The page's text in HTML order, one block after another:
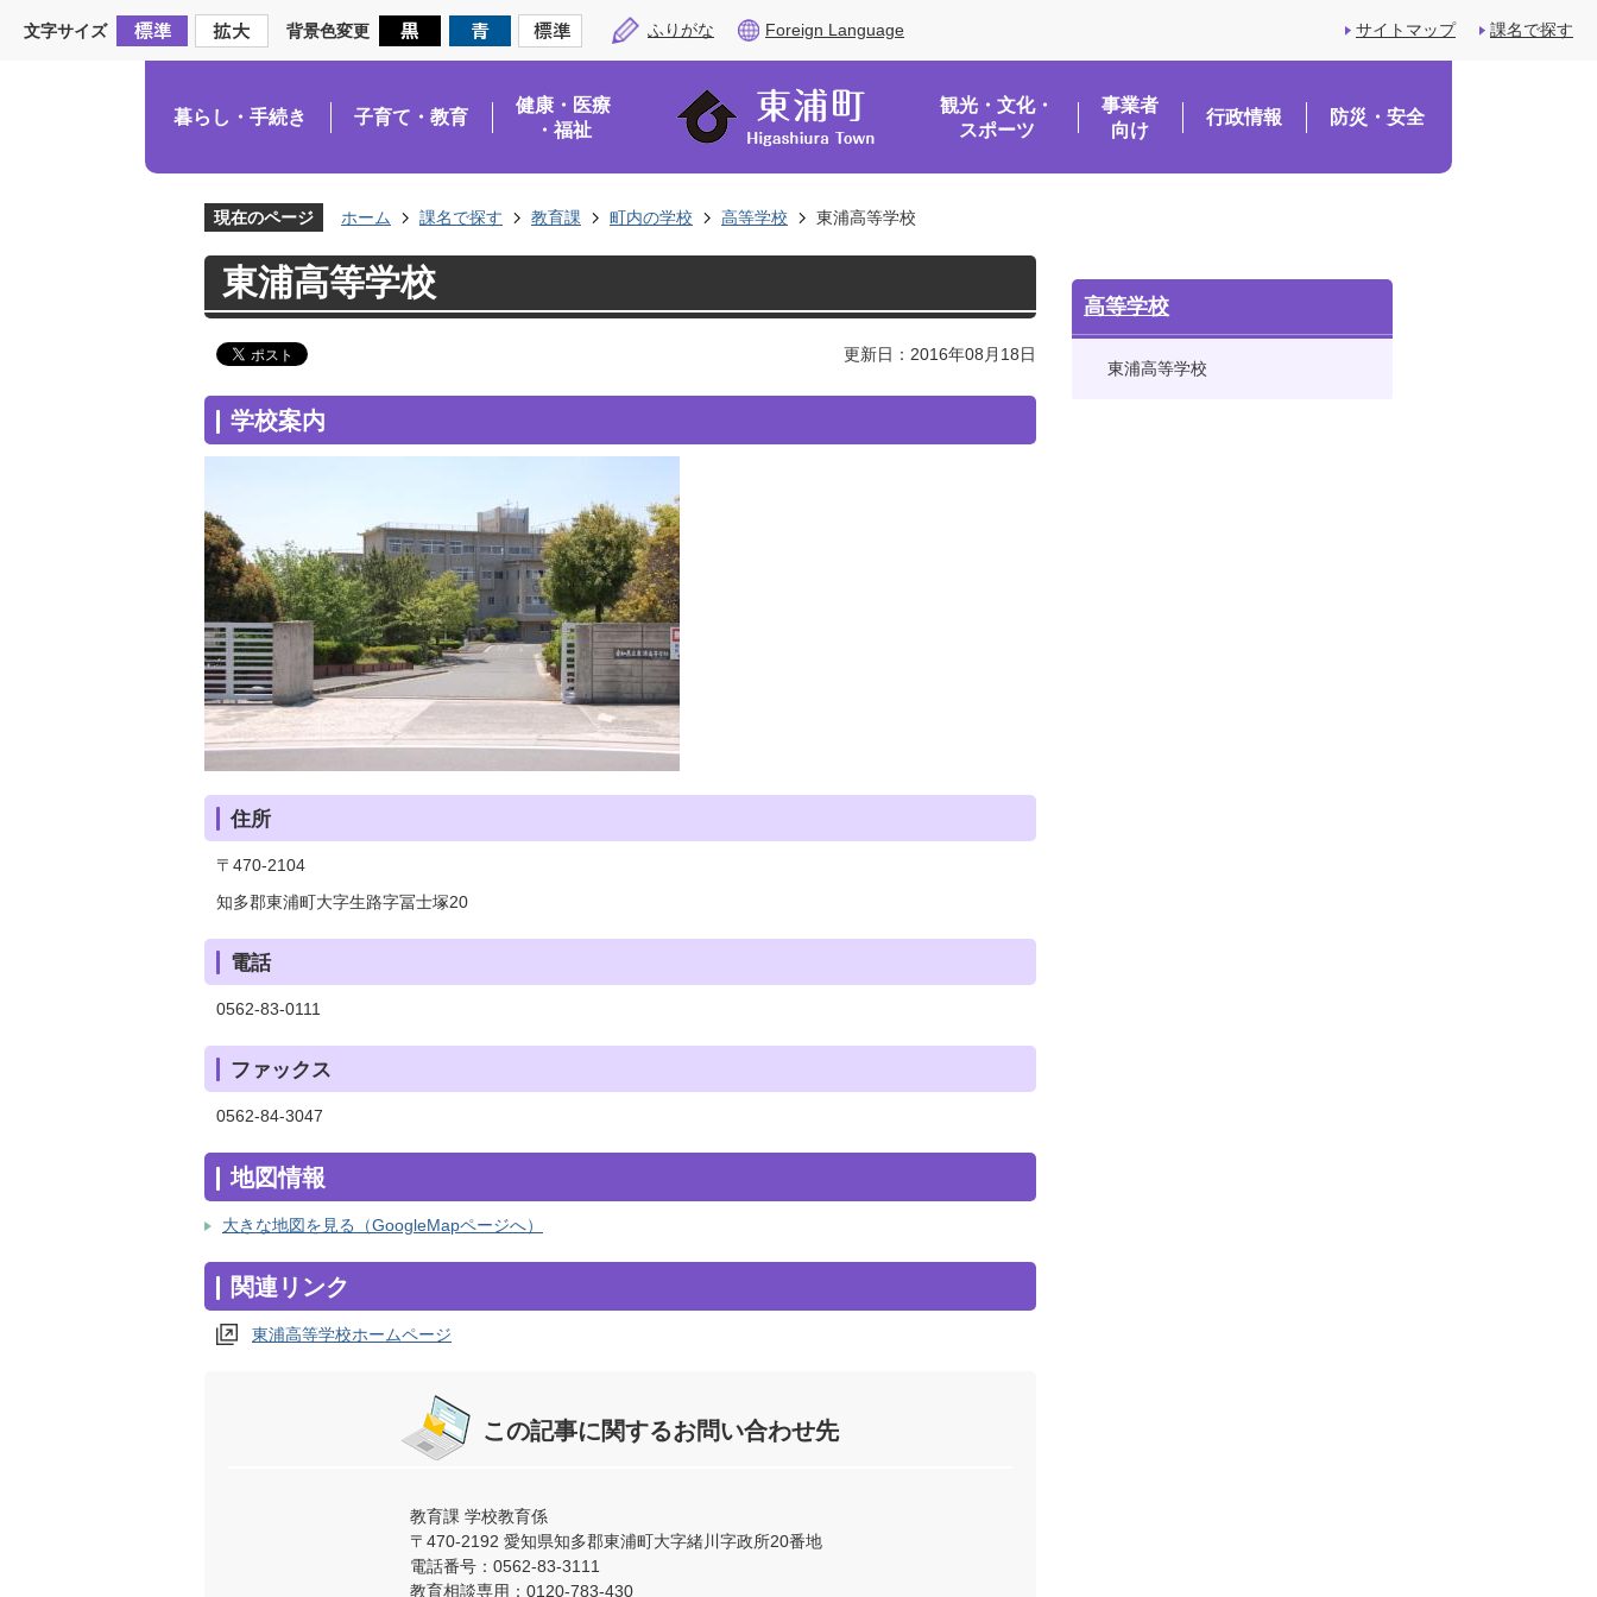
文字サイズ 背景色変更 ふりがな Foreign Language サイトマップ 課名で探す
暮らし・手続き 子育て・教育
健康・医療
・福祉
観光・文化・
スポーツ
事業者
向け
行政情報 防災・安全
現在のページ ホーム 課名で探す 教育課 町内の学校 高等学校 東浦高等学校
東浦高等学校
更新日：2016年08月18日
学校案内
住所
〒470-2104
知多郡東浦町大字生路字冨士塚20
電話
0562-83-0111
ファックス
0562-84-3047
地図情報
大きな地図を見る（GoogleMapページへ）
関連リンク
東浦高等学校ホームページ
この記事に関するお問い合わせ先
教育課 学校教育係
〒470-2192 愛知県知多郡東浦町大字緒川字政所20番地
電話番号：0562-83-3111
教育相談専用：0120-783-430
高等学校
東浦高等学校